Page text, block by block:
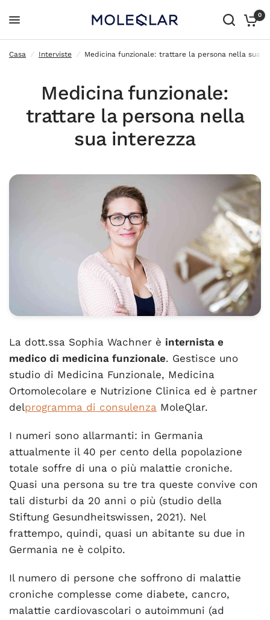
0
Casa / Interviste / Medicina funzionale: trattare la persona nella sua
Medicina funzionale: trattare la persona nella sua interezza
Medicina funzionale:
trattare la persona nella
sua interezza
La dott.ssa Sophia Wachner è internista e
medico di medicina funzionale. Gestisce uno
studio di Medicina Funzionale, Medicina
Ortomolecolare e Nutrizione Clinica ed è partner
delprogramma di consulenza MoleQlar.
I numeri sono allarmanti: in Germania
attualmente il 40 per cento della popolazione
totale soffre di una o più malattie croniche.
Quasi una persona su tre tra queste convive con
tali disturbi da 20 anni o più (studio della
Stiftung Gesundheitswissen, 2021). Nel
frattempo, quindi, quasi un abitante su due in
Germania ne è colpito.
Il numero di persone che soffrono di malattie
croniche complesse come diabete, cancro,
malattie cardiovascolari o autoimmuni (ad